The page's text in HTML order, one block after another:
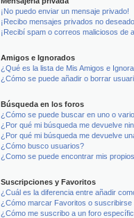
¡No puedo enviar un mensaje privado!
¡Recibo mensajes privados no
¡Recibí spam o correos maliciosos de
Amigos e Ignorados
¿Qué es la lista de Mis Amigos e
¿Cómo se puede añadir o borrar
Búsqueda en los foros
¿Cómo se puede buscar en uno o
¿Por qué mi búsqueda me devuelve
¿Por qué mi búsqueda me devuelve
¿Cómo busco usuarios?
¿Como se puede encontrar mis
Suscripciones y Favoritos
¿Cuál es la diferencia entre añadir
¿Cómo marcar Favoritos o
¿Cómo me suscribo a un foro